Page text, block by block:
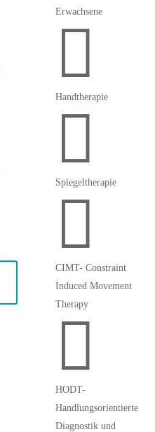
Erwachsene

Handtherapie

Spiegeltherapie

CIMT- Constraint
Induced Movement
Therapy

HODT-
Handlungsorientierte
Diagnostik und